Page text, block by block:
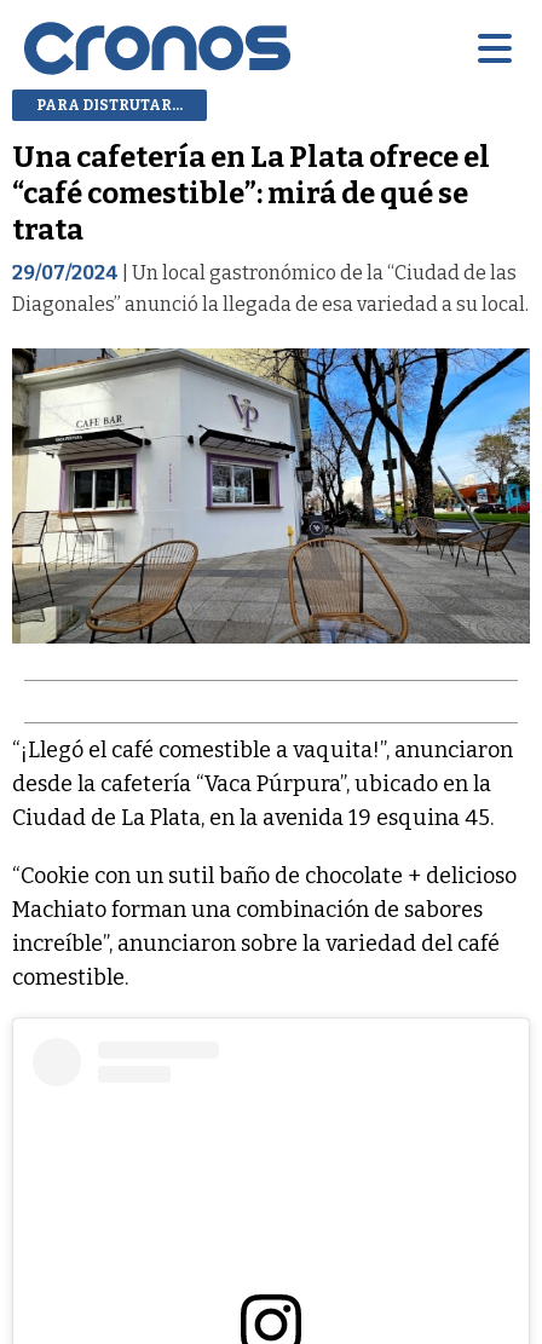
PARA DISTRUTAR...
Una cafetería en La Plata ofrece el
“café comestible”: mirá de qué se
trata
29/07/2024 | Un local gastronómico de la “Ciudad de las
Diagonales” anunció la llegada de esa variedad a su local.
“¡Llegó el café comestible a vaquita!”, anunciaron
desde la cafetería “Vaca Púrpura”, ubicado en la
Ciudad de La Plata, en la avenida 19 esquina 45.
“Cookie con un sutil baño de chocolate + delicioso
Machiato forman una combinación de sabores
increíble”, anunciaron sobre la variedad del café
comestible.